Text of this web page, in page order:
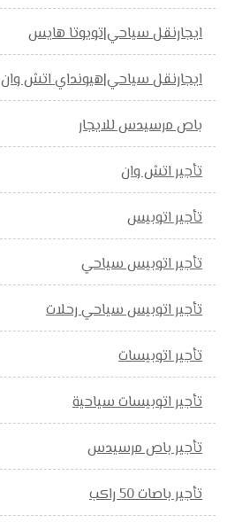
ايجارنقل سياحي|تويوتا هايس
ايجارنقل سياحي|هيونداي اتش وان
باص مرسيدس للايجار
تأجير اتش وان
تأجير اتوبيس
تأجير اتوبيس سياحي
تأجير اتوبيس سياحي رحلات
تأجير اتوبيسات
تأجير اتوبيسات سياحية
تأجير باص مرسيدس
تأجير باصات 50 راكب